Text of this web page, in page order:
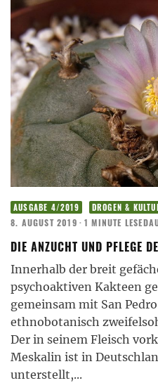
AUSGABE 4/2019 DROGEN &
8. AUGUST 2019 · 1 MINUTE
DIE ANZUCHT UND PFLEGE
Innerhalb der breit
psychoaktiven Kakteen
gemeinsam mit San
ethnobotanisch
Der in seinem Fleisch
Meskalin ist in
unterstellt,...